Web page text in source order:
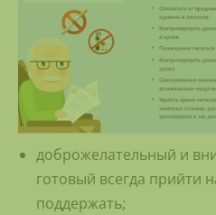
доброжелательный и
готовый всегда прийти
поддержать;